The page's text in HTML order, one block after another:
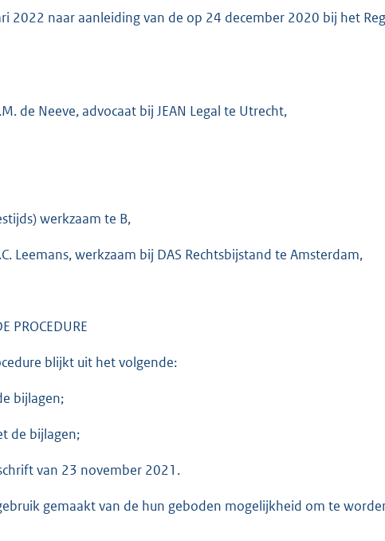
2022 naar aanleiding van de op 24 december 2020 bij het
de Neeve, advocaat bij JEAN Legal te Utrecht,
werkzaam te B,
Leemans, werkzaam bij DAS Rechtsbijstand te Amsterdam,
PROCEDURE
blijkt uit het volgende:
bijlagen;
de bijlagen;
van 23 november 2021.
gemaakt van de hun geboden mogelijkheid om te